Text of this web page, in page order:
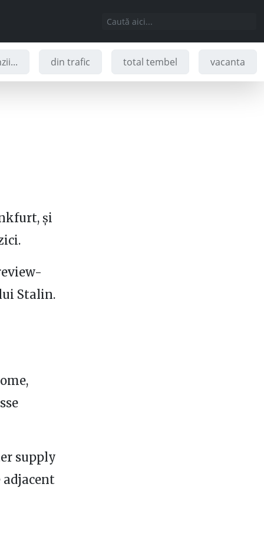
din trafic total tembel vacanta
și
Stalin.
supply
adjacent